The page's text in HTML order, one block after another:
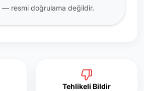
— resmi doğrulama değildir.
Tehlikeli Bildir